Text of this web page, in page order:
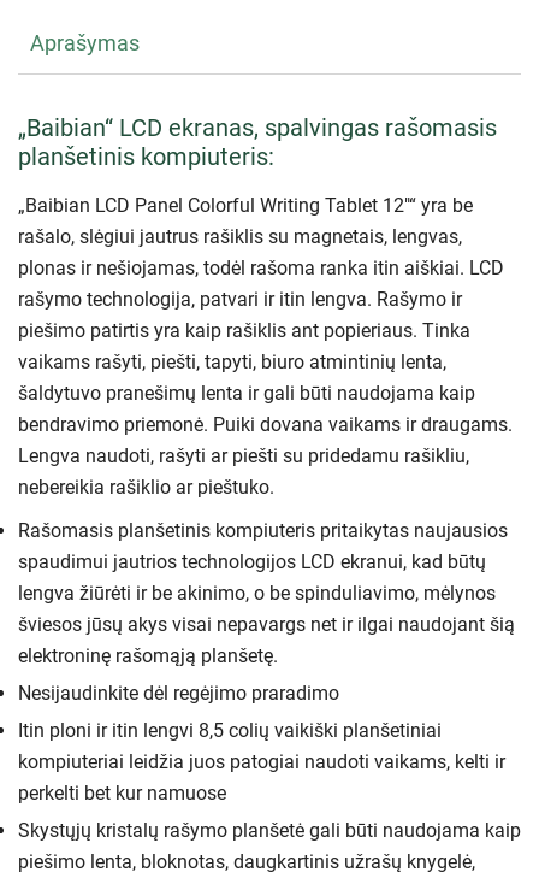
Aprašymas
„Baibian“ LCD ekranas, spalvingas rašomasis
planšetinis kompiuteris:
„Baibian LCD Panel Colorful Writing Tablet 12″“ yra be
rašalo, slėgiui jautrus rašiklis su magnetais, lengvas,
plonas ir nešiojamas, todėl rašoma ranka itin aiškiai. LCD
rašymo technologija, patvari ir itin lengva. Rašymo ir
piešimo patirtis yra kaip rašiklis ant popieriaus. Tinka
vaikams rašyti, piešti, tapyti, biuro atmintinių lenta,
šaldytuvo pranešimų lenta ir gali būti naudojama kaip
bendravimo priemonė. Puiki dovana vaikams ir draugams.
Lengva naudoti, rašyti ar piešti su pridedamu rašikliu,
nebereikia rašiklio ar pieštuko.
Rašomasis planšetinis kompiuteris pritaikytas naujausios
spaudimui jautrios technologijos LCD ekranui, kad būtų
lengva žiūrėti ir be akinimo, o be spinduliavimo, mėlynos
šviesos jūsų akys visai nepavargs net ir ilgai naudojant šią
elektroninę rašomąją planšetę.
Nesijaudinkite dėl regėjimo praradimo
Itin ploni ir itin lengvi 8,5 colių vaikiški planšetiniai
kompiuteriai leidžia juos patogiai naudoti vaikams, kelti ir
perkelti bet kur namuose
Skystųjų kristalų rašymo planšetė gali būti naudojama kaip
piešimo lenta, bloknotas, daugkartinis užrašų knygelė,